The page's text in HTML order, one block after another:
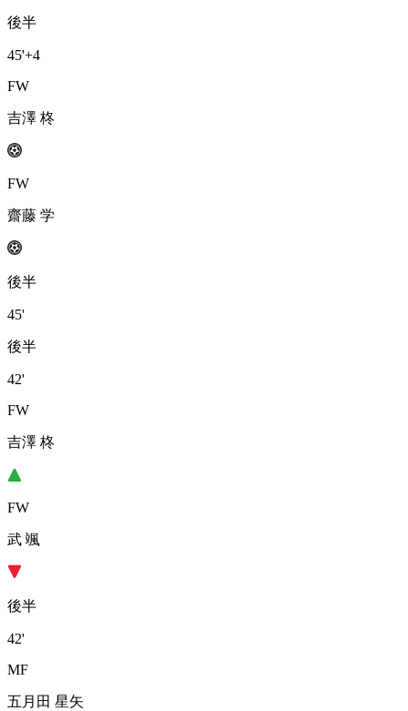
後半
45'+4
FW
吉澤 柊
FW
齋藤 学
後半
45'
後半
42'
FW
吉澤 柊
FW
武 颯
後半
42'
MF
五月田 星矢